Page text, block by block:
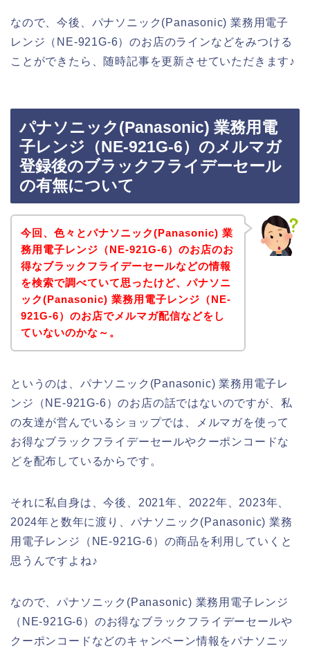
なので、今後、パナソニック(Panasonic) 業務用電子
レンジ（NE-921G-6）のお店のラインなどをみつける
ことができたら、随時記事を更新させていただきます♪
パナソニック(Panasonic) 業務用電
子レンジ（NE-921G-6）のメルマガ
登録後のブラックフライデーセール
の有無について
今回、色々とパナソニック(Panasonic) 業
務用電子レンジ（NE-921G-6）のお店のお
得なブラックフライデーセールなどの情報
を検索で調べていて思ったけど、パナソニ
ック(Panasonic) 業務用電子レンジ（NE-
921G-6）のお店でメルマガ配信などをし
ていないのかな～。
というのは、パナソニック(Panasonic) 業務用電子レ
ンジ（NE-921G-6）のお店の話ではないのですが、私
の友達が営んでいるショップでは、メルマガを使って
お得なブラックフライデーセールやクーポンコードな
どを配布しているからです。
それに私自身は、今後、2021年、2022年、2023年、
2024年と数年に渡り、パナソニック(Panasonic) 業務
用電子レンジ（NE-921G-6）の商品を利用していくと
思うんですよね♪
なので、パナソニック(Panasonic) 業務用電子レンジ
（NE-921G-6）のお得なブラックフライデーセールや
クーポンコードなどのキャンペーン情報をパナソニッ